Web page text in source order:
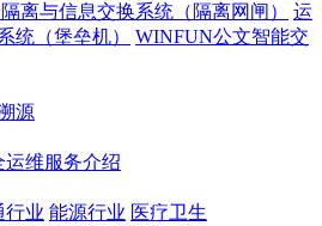
离与信息交换系统（隔离网闸）
运
统（堡垒机）
WINFUN公文智能交
源
运维服务介绍
行业 能源行业 医疗卫生